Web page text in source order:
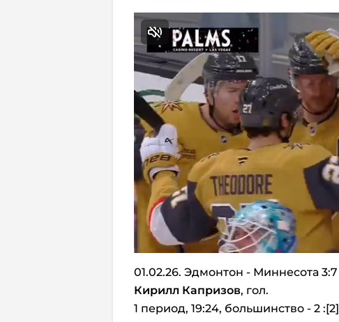
01.02.26. Эдмонтон - Миннесота 3:7
Кирилл Капризов, гол.
1 период, 19:24, большинство - 2 :[2]